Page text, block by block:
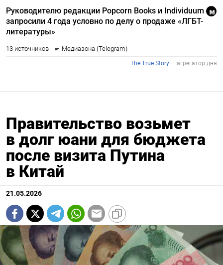
Правительство возьмет
в долг юани для бюджета
после визита Путина
в Китай
21.05.2026